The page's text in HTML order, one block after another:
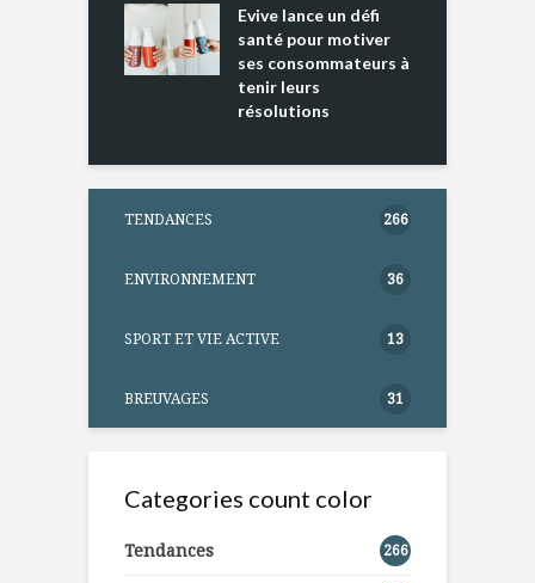
Evive lance un défi
santé pour motiver
ses consommateurs à
tenir leurs
résolutions
TENDANCES 266
ENVIRONNEMENT 36
SPORT ET VIE ACTIVE 13
BREUVAGES 31
Categories count color
Tendances 266